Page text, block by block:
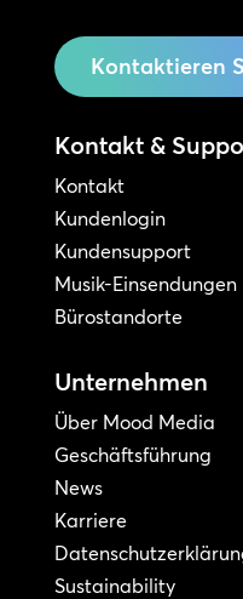
Kontaktieren
Kontakt &
Kontakt
Kundenlogin
Kundensupport
Musik-Einsendungen
Bürostandorte
Unternehmen
Über Mood Media
Geschäftsführung
News
Karriere
Sustainability